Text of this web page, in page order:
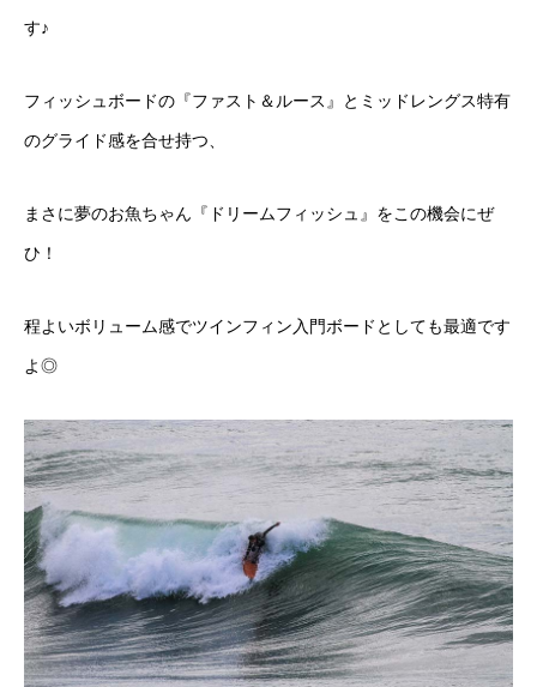
す♪
フィッシュボードの『ファスト＆ルース』とミッドレングス特有
のグライド感を合せ持つ、
まさに夢のお魚ちゃん『ドリームフィッシュ』をこの機会にぜ
ひ！
程よいボリューム感でツインフィン入門ボードとしても最適です
よ◎